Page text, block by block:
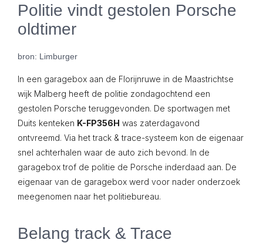
Politie vindt gestolen Porsche
oldtimer
bron: Limburger
In een garagebox aan de Florijnruwe in de Maastrichtse
wijk Malberg heeft de politie zondagochtend een
gestolen Porsche teruggevonden. De sportwagen met
Duits kenteken K-FP356H was zaterdagavond
ontvreemd. Via het track & trace-systeem kon de eigenaar
snel achterhalen waar de auto zich bevond. In de
garagebox trof de politie de Porsche inderdaad aan. De
eigenaar van de garagebox werd voor nader onderzoek
meegenomen naar het politiebureau.
Belang track & Trace